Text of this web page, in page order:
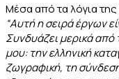
Μέσα από τα λόγια
“Αυτή η σειρά έργων
Συνδυάζει μερικά από
μου: την ελληνική
ζωγραφική, τη